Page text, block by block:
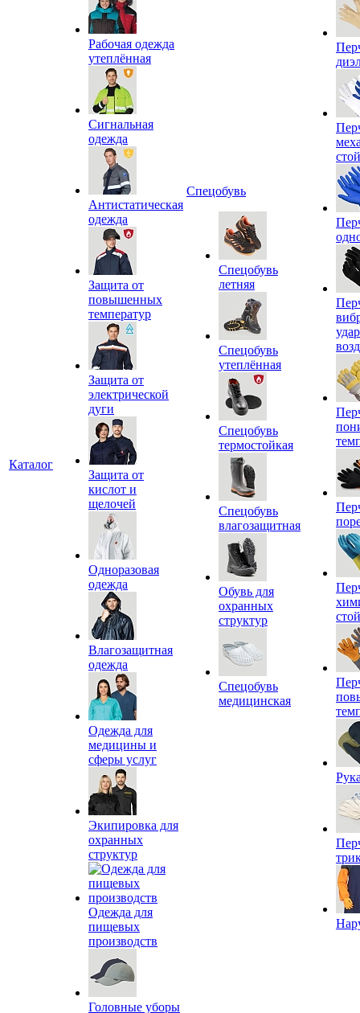
Каталог
Рабочая одежда
утеплённая
Сигнальная
одежда
Антистатическая
одежда
Защита от
повышенных
температур
Защита от
электрической
дуги
Защита от
кислот и
щелочей
Одноразовая
одежда
Влагозащитная
одежда
Одежда для
медицины и
сферы услуг
Экипировка для
охранных
структур
Одежда для
пищевых
производств
Головные уборы
Спецобувь
Спецобувь
летняя
Спецобувь
утеплённая
Спецобувь
термостойкая
Спецобувь
влагозащитная
Обувь для
охранных
структур
Спецобувь
медицинская